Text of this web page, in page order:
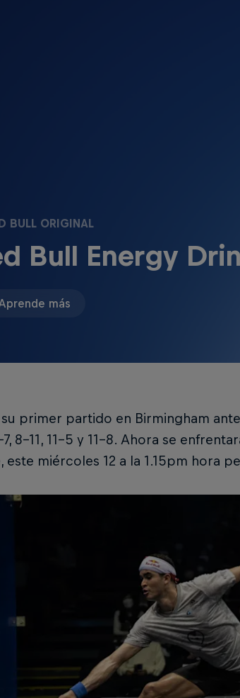
BULL ORIGINAL
Bull Energy
más
primer partido en Birmingham
8-11, 11-5 y 11-8. Ahora se
este miércoles 12 a la 1.15pm hora